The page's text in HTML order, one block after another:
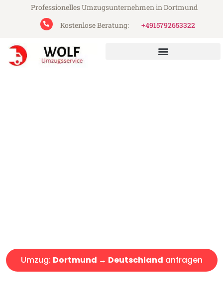
Professionelles Umzugsunternehmen in Dortmund
Kostenlose Beratung:
+4915792653322
Umzug: Dortmund → Deutschland anfragen